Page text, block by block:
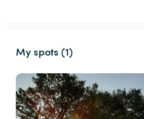
My spots (1)